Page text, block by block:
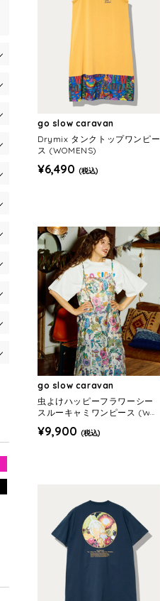
go slow caravan
Drymix タンクトップワンピー
ス (WOMENS)
¥6,490 (税込)
go slow caravan
虫よけハッピーフラワーシー
スルーキャミワンピース (WO
¥9,900 (税込)